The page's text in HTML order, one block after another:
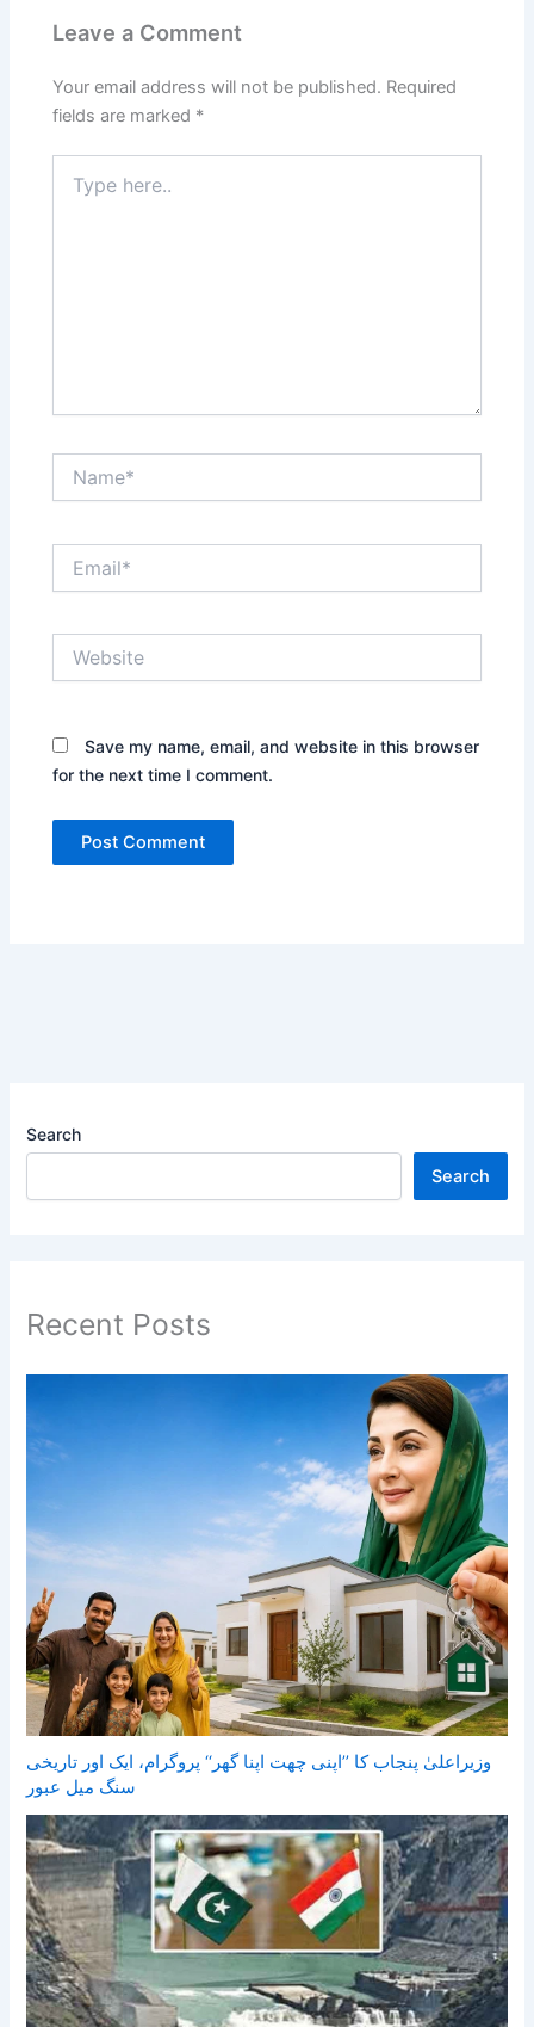
Leave a Comment
Your email address will not be published. Required
fields are marked *
here..
Save my name, email, and website in this browser
for the next time I comment.
Search
Search
Recent Posts
وزیراعلیٰ پنجاب کا ’’اپنی چھت اپنا گھر‘‘ پروگرام، ایک اور تاریخی
سنگ میل عبور